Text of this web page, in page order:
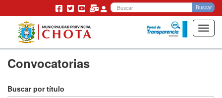
Pasar
Buscar
Convocatorias
Buscar por título